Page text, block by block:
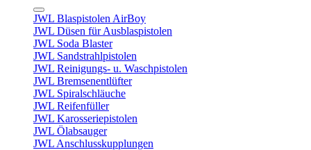
JWL Blaspistolen AirBoy
JWL Düsen für Ausblaspistolen
JWL Soda Blaster
JWL Sandstrahlpistolen
JWL Reinigungs- u. Waschpistolen
JWL Bremsenentlüfter
JWL Spiralschläuche
JWL Reifenfüller
JWL Karosseriepistolen
JWL Ölabsauger
JWL Anschlusskupplungen